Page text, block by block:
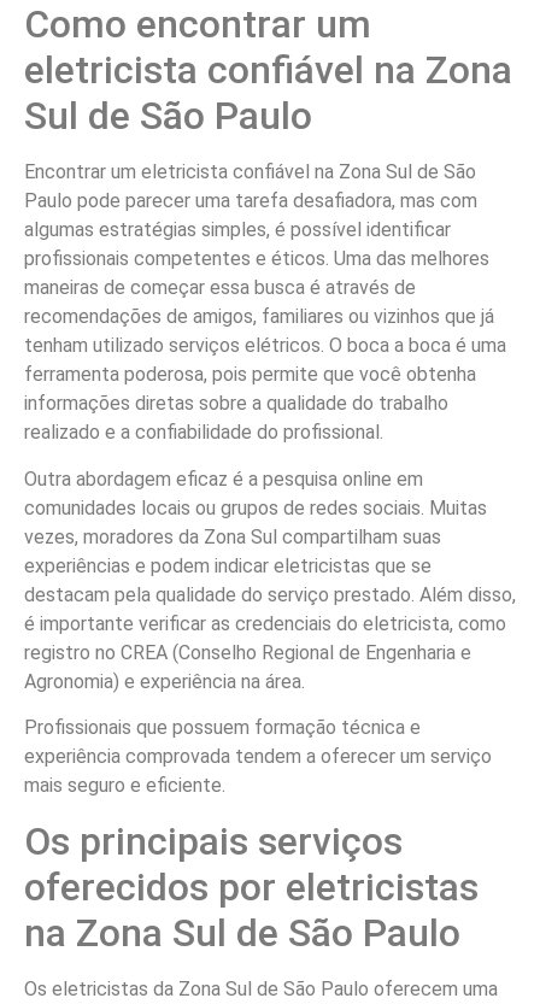
Como encontrar um
eletricista confiável na Zona
Sul de São Paulo
Encontrar um eletricista confiável na Zona Sul de São
Paulo pode parecer uma tarefa desafiadora, mas com
algumas estratégias simples, é possível identificar
profissionais competentes e éticos. Uma das melhores
maneiras de começar essa busca é através de
recomendações de amigos, familiares ou vizinhos que já
tenham utilizado serviços elétricos. O boca a boca é uma
ferramenta poderosa, pois permite que você obtenha
informações diretas sobre a qualidade do trabalho
realizado e a confiabilidade do profissional.
Outra abordagem eficaz é a pesquisa online em
comunidades locais ou grupos de redes sociais. Muitas
vezes, moradores da Zona Sul compartilham suas
experiências e podem indicar eletricistas que se
destacam pela qualidade do serviço prestado. Além disso,
é importante verificar as credenciais do eletricista, como
registro no CREA (Conselho Regional de Engenharia e
Agronomia) e experiência na área.
Profissionais que possuem formação técnica e
experiência comprovada tendem a oferecer um serviço
mais seguro e eficiente.
Os principais serviços
oferecidos por eletricistas
na Zona Sul de São Paulo
Os eletricistas da Zona Sul de São Paulo oferecem uma